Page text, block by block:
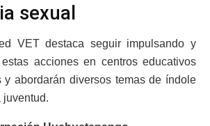
sexual
VET destaca seguir impulsando y
acciones en centros educativos
abordarán diversos temas de índole
juventud.